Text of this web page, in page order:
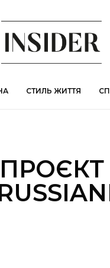
СТИЛЬ ЖИТТЯ
ПРОЄКТ